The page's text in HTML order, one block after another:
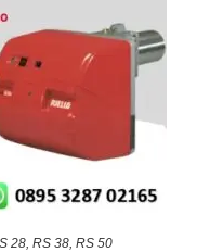
28, RS 38, RS 50